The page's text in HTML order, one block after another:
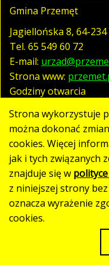
Gmina Przemęt
Jagiellońska 8, 64-
Tel. 65 549 60 72
E-mail:
Strona www:
Godziny otwarcia
pn. - pt. 07:30 -
Polityka
Klauzula RODO
Deklaracja
Mapa strony
Strona
Strona wykorzystuje
można dokonać
cookies. Więcej
jak i tych związanych
znajduje się w
z niniejszej strony
oznacza wyrażenie
cookies.